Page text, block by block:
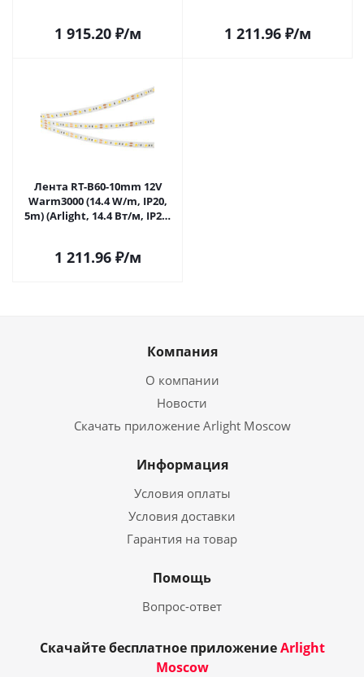
1 915.20₽/м 1 211.96₽/м
Лента RT-B60-10mm 12V
Warm3000 (14.4 W/m, IP20,
5m) (Arlight, 14.4 Вт/м, IP20)
1 211.96₽/м
Компания
О компании
Новости
Скачать приложение Arlight Moscow
Информация
Условия оплаты
Условия доставки
Гарантия на товар
Помощь
Вопрос-ответ
Скачайте бесплатное приложениеArlight
Moscow